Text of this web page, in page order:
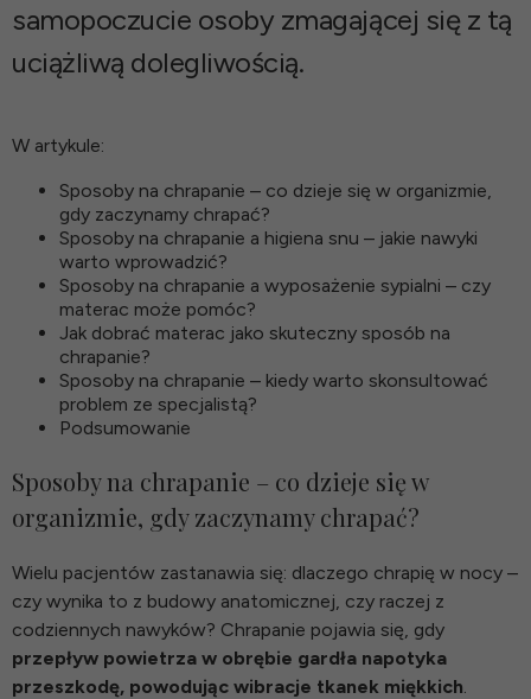
samopoczucie osoby zmagającej się z tą
uciążliwą dolegliwością.
W artykule:
Sposoby na chrapanie – co dzieje się w organizmie,
gdy zaczynamy chrapać?
Sposoby na chrapanie a higiena snu – jakie nawyki
warto wprowadzić?
Sposoby na chrapanie a wyposażenie sypialni – czy
materac może pomóc?
Jak dobrać materac jako skuteczny sposób na
chrapanie?
Sposoby na chrapanie – kiedy warto skonsultować
problem ze specjalistą?
Podsumowanie
Sposoby na chrapanie – co dzieje się w
organizmie, gdy zaczynamy chrapać?
Wielu pacjentów zastanawia się: dlaczego chrapię w nocy –
czy wynika to z budowy anatomicznej, czy raczej z
codziennych nawyków? Chrapanie pojawia się, gdy
przepływ powietrza w obrębie gardła napotyka
przeszkodę, powodując wibracje tkanek miękkich